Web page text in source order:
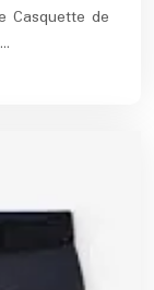
Casquette de